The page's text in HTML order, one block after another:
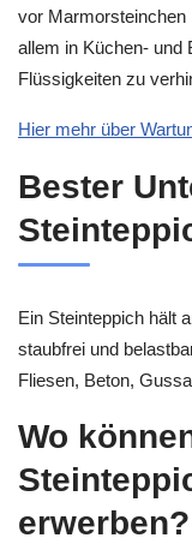
vor Marmorsteinchen
allem in Küchen- und
Flüssigkeiten zu
Hier mehr über
Bester
Ein Steinteppich hält
staubfrei und
Fliesen, Beton,
Wo
erwerben?